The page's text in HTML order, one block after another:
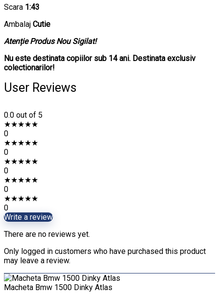
Scara 1:43
Ambalaj Cutie
Atenție Produs Nou Sigilat!
Nu este destinata copiilor sub 14 ani. Destinata exclusiv
colectionarilor!
User Reviews
0.0 out of 5
★★★★★
0
★★★★★
0
★★★★★
0
★★★★★
0
★★★★★
0
Write a review
There are no reviews yet.
Only logged in customers who have purchased this product
may leave a review.
Macheta Bmw 1500 Dinky Atlas